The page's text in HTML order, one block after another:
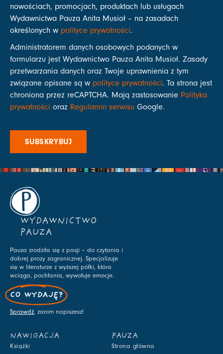
nowościach, promocjach, produktach lub usługach
Wydawnictwa Pauza Anita Musioł – na zasadach
określonych w polityce prywatności.
Administratorem danych osobowych podanych w
formularzu jest Wydawnictwo Pauza Anita Musioł. Zasady
przetwarzania danych oraz Twoje uprawnienia z tym
związane opisane są w polityce prywatności. Ta strona jest
chroniona przez reCAPTCHA. Mają zastosowanie Polityka
prywatności oraz Regulamin serwisu Google.
SUBSKRYBUJ
WYDAWNICTWO
PAUZA
Pauza zrodziła się z pasji – do czytania i
dobrej prozy zagranicznej. Specjalizuje
się w literaturze z wyższej półki, która
wciąga, pochłania, wywołuje emocje.
CO WYDAJĘ?
Sprawdź, zanim napiszesz!
NAWIGACJA
Książki
PAUZA
Strona główna